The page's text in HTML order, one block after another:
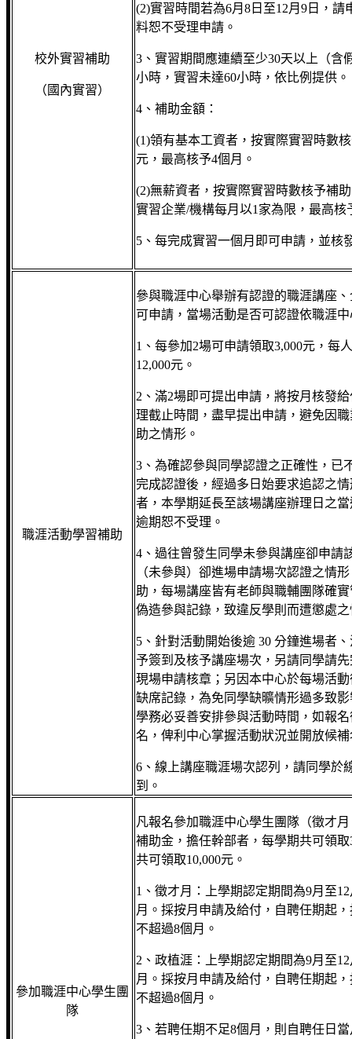
校外實習補助
（國內實習）
(2)實習時間若為6月8日至12月9日，
料恕不受理申請。
3、實習期間應連續至少30天以上（含
小時，實習未達60小時，依比例提供。
4、補助金額：
(1)領有基本工資者，按實際實習時數
元，最高核予4個月。
(2)無薪資者，按實際實習時數核予補
實習企業/機構每月以1家為限，最高核
5、每完成實習一個月即可申請，並核
職涯活動學習補助
參與職涯中心舉辦有認證的職涯講座
可申請，當場活動是否可認證依職涯
1、每參加2場可申請領取3,000元，每
12,000元。
2、滿2場即可提出申請，將按月核發
理截止時間，盡早提出申請，避免因
助之情形。
3、為確認參與同學認證之正確性，已
完成認證後，經過多日始要求追認之
者，本學期延長至該場講座辦理日之
逾期恕不受理。
4、過往曾發生同學未參與講座卻申請
（未參與）卻進場申請場次認證之情
助，每場講座皆有老師與職輔團隊確
偽造參與記錄，致違反學則而遭懲處
5、針對活動開始後逾 30 分鐘進場者
予簽到及核予講座場次，另請同學請
現場申請核章；另因本中心於每場活
缺席記錄，為免同學缺曠情形過多致
學務必妥善安排參與活動時間，如報
名，俾利中心掌握活動狀況並開放候
6、線上講座職涯場次認列，請同學於
到。
參加職涯中心學生團
隊
凡報名參加職涯中心學生團隊（徵才
補助金，擔任幹部者，每學期共可領
共可領取10,000元。
1、徵才月：上學期認定期間為9月至
月。採按月申請及給付，自聘任期起
不超過8個月。
2、政植涯：上學期認定期間為9月至
月。採按月申請及給付，自聘任期起
不超過8個月。
3、若聘任期不足8個月，則自聘任日